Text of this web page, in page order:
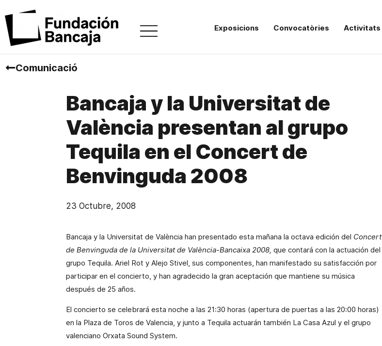
Exposicions Convocatòries Activitats
Comunicació
Bancaja y la Universitat de
València presentan al grupo
Tequila en el Concert de
Benvinguda 2008
23 Octubre, 2008
Bancaja y la Universitat de València han presentado esta mañana la octava edición del Concert
de Benvinguda de la Universitat de València-Bancaixa 2008, que contará con la actuación del
grupo Tequila. Ariel Rot y Alejo Stivel, sus componentes, han manifestado su satisfacción por
participar en el concierto, y han agradecido la gran aceptación que mantiene su música
después de 25 años.
El concierto se celebrará esta noche a las 21:30 horas (apertura de puertas a las 20:00 horas)
en la Plaza de Toros de Valencia, y junto a Tequila actuarán también La Casa Azul y el grupo
valenciano Orxata Sound System.